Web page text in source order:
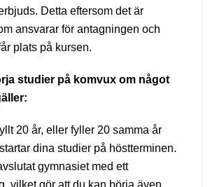
Detta eftersom det är
ansvarar för antagningen och
plats på kursen.
studier på komvux om något
20 år, eller fyller 20 samma år
dina studier på höstterminen.
gymnasiet med ett
vilket gör att du kan börja även